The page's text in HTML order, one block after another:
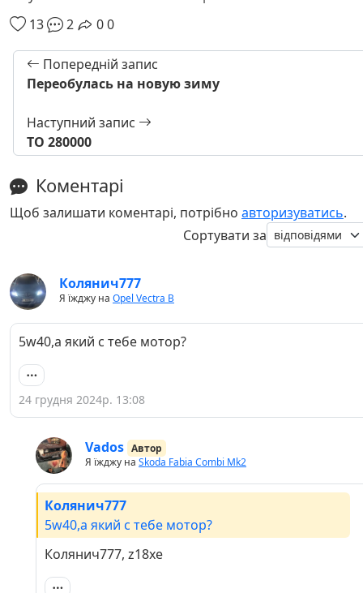
13
2 00
Попередній запис
Переобулась на новую зиму
Наступний запис
ТО 280000
Коментарі
Щоб залишати коментарі, потрібно авторизуватись.
Сортувати за
Колянич777
Я їжджу на Opel Vectra B
5w40,a який с тебе мотор?
24 грудня 2024р. 13:08
Vados Автор
Я їжджу на Skoda Fabia Combi Mk2
Колянич777
5w40,a який с тебе мотор?
Колянич777, z18xe